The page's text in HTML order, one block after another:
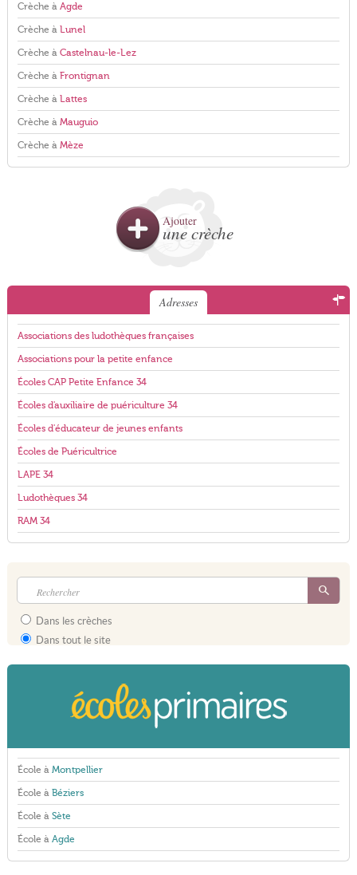
Crèche à Agde
Crèche à Lunel
Crèche à Castelnau-le-Lez
Crèche à Frontignan
Crèche à Lattes
Crèche à Mauguio
Crèche à Mèze
Ajouter
une crèche
Adresses
Associations des ludothèques françaises
Associations pour la petite enfance
Écoles CAP Petite Enfance 34
Écoles d'auxiliaire de puériculture 34
Écoles d'éducateur de jeunes enfants
Écoles de Puéricultrice
LAPE 34
Ludothèques 34
RAM 34
Dans les crèches
Dans tout le site
École à Montpellier
École à Béziers
École à Sète
École à Agde